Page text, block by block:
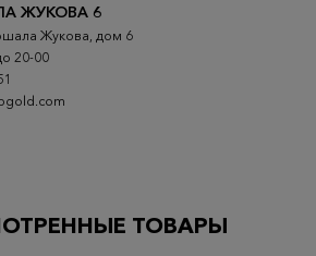
ЖУКОВА 6
Жукова, дом 6
20-00
ТОВАРЫ